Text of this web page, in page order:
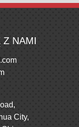
Z NAMI
City,